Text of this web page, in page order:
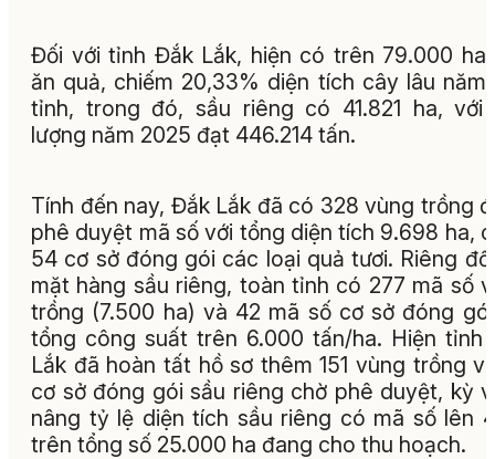
Đối với tỉnh Đắk Lắk, hiện có trên 79.000 ha
ăn quả, chiếm 20,33% diện tích cây lâu năm
tỉnh, trong đó, sầu riêng có 41.821 ha, với
lượng năm 2025 đạt 446.214 tấn.
Tính đến nay, Đắk Lắk đã có 328 vùng trồng
phê duyệt mã số với tổng diện tích 9.698 ha,
54 cơ sở đóng gói các loại quả tươi. Riêng
mặt hàng sầu riêng, toàn tỉnh có 277 mã số
trồng (7.500 ha) và 42 mã số cơ sở đóng
tổng công suất trên 6.000 tấn/ha. Hiện tỉnh
Lắk đã hoàn tất hồ sơ thêm 151 vùng trồng
cơ sở đóng gói sầu riêng chờ phê duyệt, kỳ
nâng tỷ lệ diện tích sầu riêng có mã số lên
trên tổng số 25.000 ha đang cho thu hoạch.